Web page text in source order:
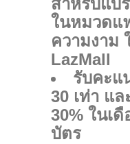
สำหรับแบ
ในหมวดแ
ความงาม
LazMall
รับคะแ
30 เท่า แ
30% ในเ
บัตร